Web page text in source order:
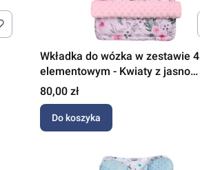
Wkładka do wózka w zestawie 4
elementowym - Kwiaty z jasno
różowym Minky
Cena
80,00 zł
Do koszyka